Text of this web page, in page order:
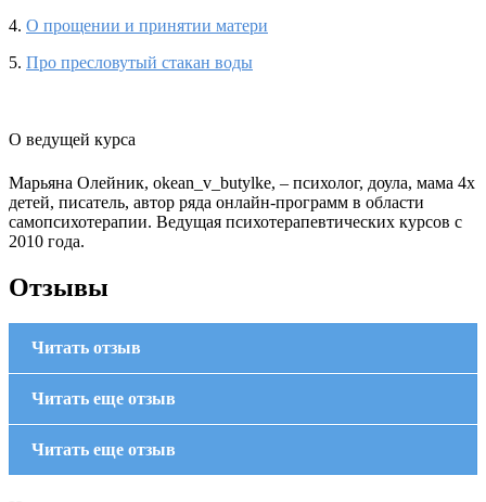
4. О прощении и принятии матери
5. Про пресловутый стакан воды
О ведущей курса
Марьяна Олейник, okean_v_butylke, – психолог, доула, мама 4х
детей, писатель, автор ряда онлайн-программ в области
самопсихотерапии. Ведущая психотерапевтических курсов с
2010 года.
Отзывы
Читать отзыв
Читать еще отзыв
Читать еще отзыв